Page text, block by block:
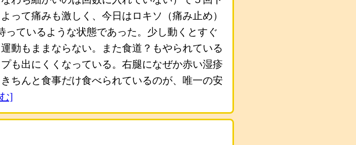
って痛みも激しく、今日はロキソ（痛み止め）
ているような状態であった。少し動くとすぐ
動もままならない。また食道？もやられている
も出にくくなっている。右腿になぜか赤い湿疹
ちんと食事だけ食べられているのが、唯一の安
]